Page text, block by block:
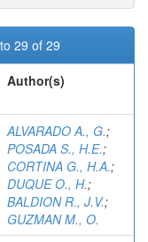
29 of 29
Author(s)
ALVARADO A., G.;
POSADA S., H.E.;
CORTINA G., H.A.;
DUQUE O., H.;
BALDION R., J.V.;
GUZMAN M., O.